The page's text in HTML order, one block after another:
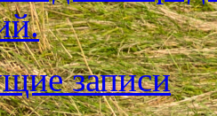
записи